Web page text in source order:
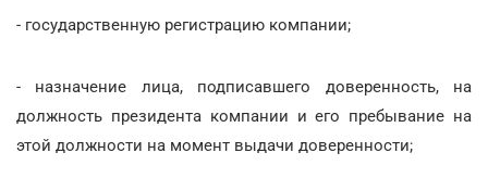
- государственную регистрацию компании;
- назначение лица, подписавшего доверенность, на
должность президента компании и его пребывание на
этой должности на момент выдачи доверенности;